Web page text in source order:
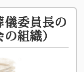
委員長の
組織）